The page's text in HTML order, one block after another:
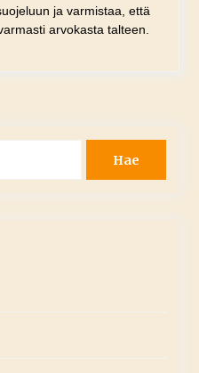
ja varmistaa, että
arvokasta talteen.